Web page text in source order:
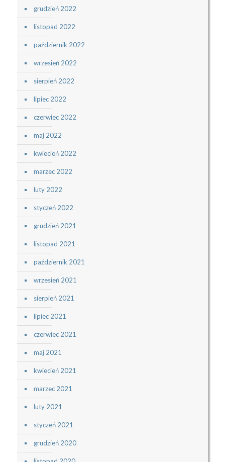
grudzień 2022
listopad 2022
październik 2022
wrzesień 2022
sierpień 2022
lipiec 2022
czerwiec 2022
maj 2022
kwiecień 2022
marzec 2022
luty 2022
styczeń 2022
grudzień 2021
listopad 2021
październik 2021
wrzesień 2021
sierpień 2021
lipiec 2021
czerwiec 2021
maj 2021
kwiecień 2021
marzec 2021
luty 2021
styczeń 2021
grudzień 2020